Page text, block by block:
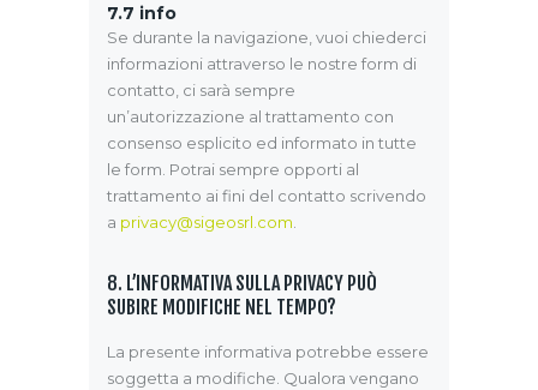
7.7 info
Se durante la navigazione, vuoi chiederci
informazioni attraverso le nostre form di
contatto, ci sarà sempre
un’autorizzazione al trattamento con
consenso esplicito ed informato in tutte
le form. Potrai sempre opporti al
trattamento ai fini del contatto scrivendo
a privacy@sigeosrl.com
8. L’INFORMATIVA SULLA PRIVACY PUÒ
SUBIRE MODIFICHE NEL TEMPO?
La presente informativa potrebbe essere
soggetta a modifiche. Qualora vengano